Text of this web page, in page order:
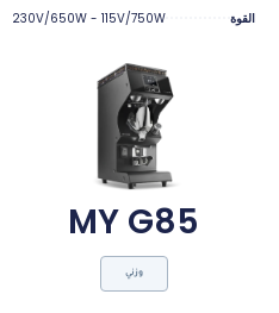
القوة
230V/650W - 115V/750W
MY G85
وزني